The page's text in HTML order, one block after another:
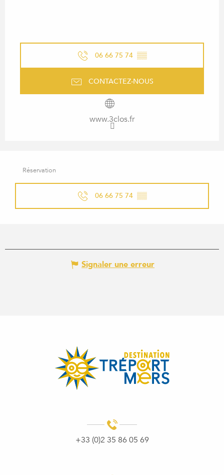
06 66 75 74 ▒▒
CONTACTEZ-NOUS
www.3clos.fr
Réservation
06 66 75 74 ▒▒
Signaler une erreur
+33 (0)2 35 86 05 69